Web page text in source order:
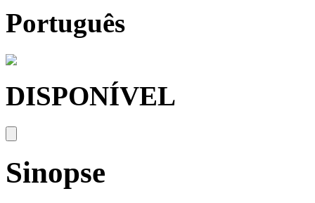
Português
DISPONÍVEL
Sinopse